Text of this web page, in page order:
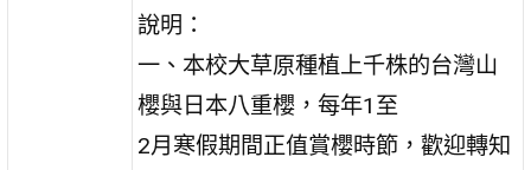
說明：
一、本校大草原種植上千株的台灣山
櫻與日本八重櫻，每年1至
2月寒假期間正值賞櫻時節，歡迎轉知